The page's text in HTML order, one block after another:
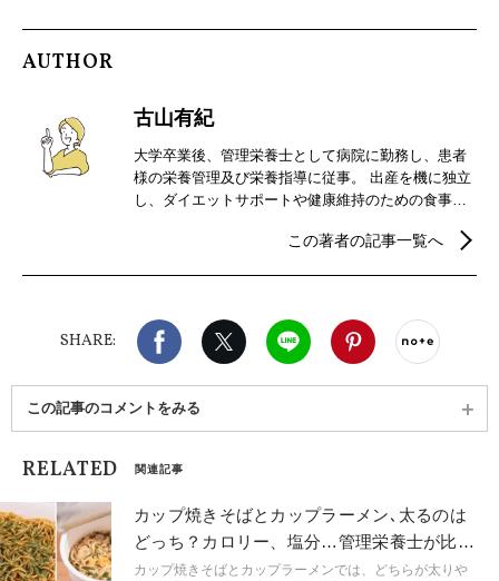
AUTHOR
古山有紀
大学卒業後、管理栄養士として病院に勤務し、患者
様の栄養管理及び栄養指導に従事。 出産を機に独立
し、ダイエットサポートや健康維持のための食事カ
イエットに関する記事を中心にライターとしても活
この著者の記事一覧へ
SHARE:
Facebook X（旧twitter）
LINE Pinterest
この記事のコメントをみる
RELATED 関連記事
カップ焼きそばとカップラーメン､太るのは
どっち？カロリー、塩分…管理栄養士が比較
して解説
カップ焼きそばとカップラーメンでは、どちらが太りや